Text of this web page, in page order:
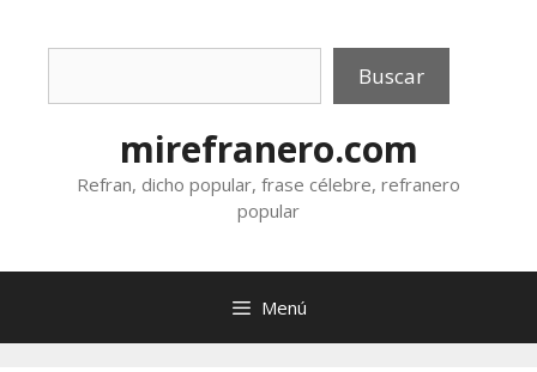
Buscar
mirefranero.com
Refran, dicho popular, frase célebre, refranero
popular
Menú